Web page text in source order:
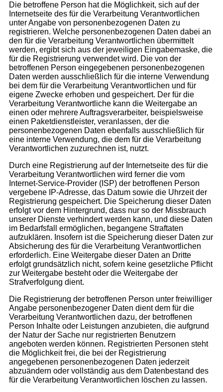
Die betroffene Person hat die Möglichkeit, sich auf der
Internetseite des für die Verarbeitung Verantwortlichen
unter Angabe von personenbezogenen Daten zu
registrieren. Welche personenbezogenen Daten dabei an
den für die Verarbeitung Verantwortlichen übermittelt
werden, ergibt sich aus der jeweiligen Eingabemaske, die
für die Registrierung verwendet wird. Die von der
betroffenen Person eingegebenen personenbezogenen
Daten werden ausschließlich für die interne Verwendung
bei dem für die Verarbeitung Verantwortlichen und für
eigene Zwecke erhoben und gespeichert. Der für die
Verarbeitung Verantwortliche kann die Weitergabe an
einen oder mehrere Auftragsverarbeiter, beispielsweise
einen Paketdienstleister, veranlassen, der die
personenbezogenen Daten ebenfalls ausschließlich für
eine interne Verwendung, die dem für die Verarbeitung
Verantwortlichen zuzurechnen ist, nutzt.
Durch eine Registrierung auf der Internetseite des für die
Verarbeitung Verantwortlichen wird ferner die vom
Internet-Service-Provider (ISP) der betroffenen Person
vergebene IP-Adresse, das Datum sowie die Uhrzeit der
Registrierung gespeichert. Die Speicherung dieser Daten
erfolgt vor dem Hintergrund, dass nur so der Missbrauch
unserer Dienste verhindert werden kann, und diese Daten
im Bedarfsfall ermöglichen, begangene Straftaten
aufzuklären. Insofern ist die Speicherung dieser Daten zur
Absicherung des für die Verarbeitung Verantwortlichen
erforderlich. Eine Weitergabe dieser Daten an Dritte
erfolgt grundsätzlich nicht, sofern keine gesetzliche Pflicht
zur Weitergabe besteht oder die Weitergabe der
Strafverfolgung dient.
Die Registrierung der betroffenen Person unter freiwilliger
Angabe personenbezogener Daten dient dem für die
Verarbeitung Verantwortlichen dazu, der betroffenen
Person Inhalte oder Leistungen anzubieten, die aufgrund
der Natur der Sache nur registrierten Benutzern
angeboten werden können. Registrierten Personen steht
die Möglichkeit frei, die bei der Registrierung
angegebenen personenbezogenen Daten jederzeit
abzuändern oder vollständig aus dem Datenbestand des
für die Verarbeitung Verantwortlichen löschen zu lassen.